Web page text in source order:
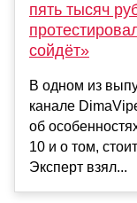
пять тысяч
сойдёт»
В одном из
канале
об
10 и о том,
Эксперт взял...